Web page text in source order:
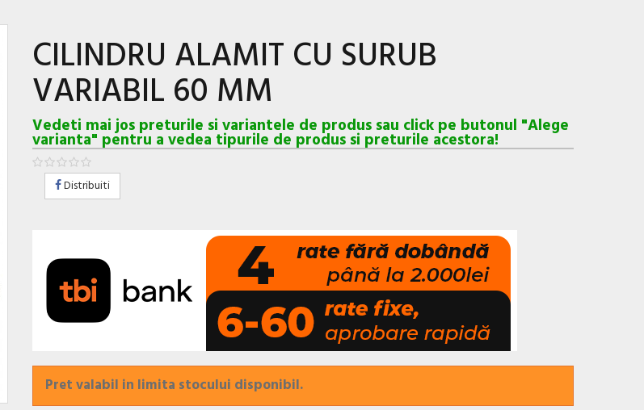
CILINDRU ALAMIT CU SURUB
VARIABIL 60 MM
Vedeti mai jos preturile si variantele de produs sau click pe butonul "Alege
varianta" pentru a vedea tipurile de produs si preturile acestora!
Distribuiti
Pret valabil in limita stocului disponibil.